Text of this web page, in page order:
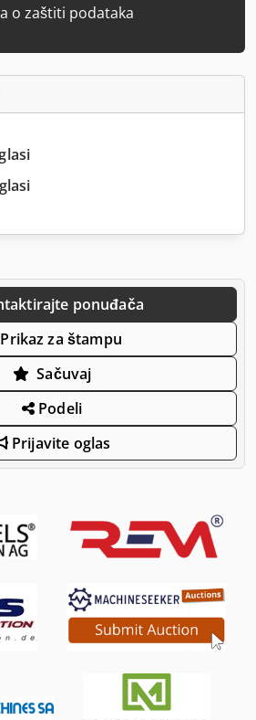
o zaštiti podataka
ponuđača
Prikaz za štampu
Sačuvaj
Podeli
Prijavite oglas